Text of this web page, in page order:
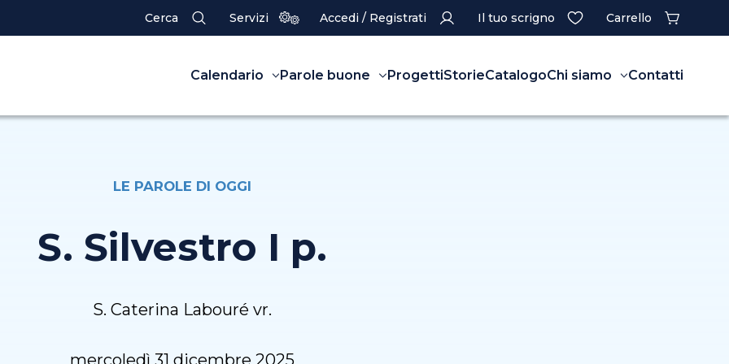
Cerca Servizi Accedi / Registrati Il tuo scrigno Carrello
Calendario Parole buone ProgettiStorieCatalogoChi siamo Contatti
LE PAROLE DI OGGI
S. Silvestro I p.
S. Caterina Labouré vr.